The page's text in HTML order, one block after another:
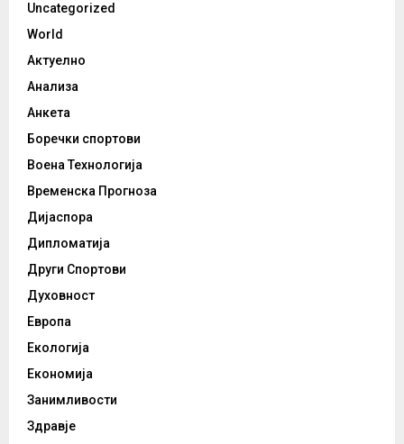
Uncategorized
World
Актуелно
Анализа
Анкета
Боречки спортови
Воена Технологија
Временска Прогноза
Дијаспора
Дипломатија
Други Спортови
Духовност
Европа
Екологија
Економија
Занимливости
Здравје